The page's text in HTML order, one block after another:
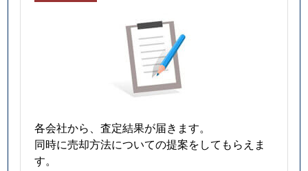
各会社から、査定結果が届きます。
同時に売却方法についての提案をしてもらえま
す。